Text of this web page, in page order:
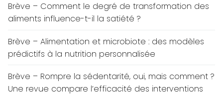
Brève – Comment le degré de transformation des
aliments influence-t-il la satiété ?
Brève – Alimentation et microbiote : des modèles
prédictifs à la nutrition personnalisée
Brève – Rompre la sédentarité, oui, mais comment ?
Une revue compare l’efficacité des interventions